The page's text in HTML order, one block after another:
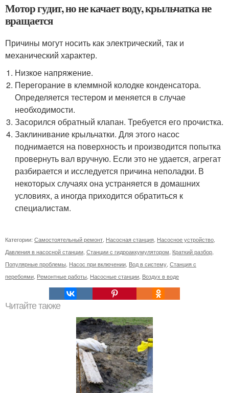
Мотор гудит, но не качает воду, крыльчатка не
вращается
Причины могут носить как электрический, так и
механический характер.
Низкое напряжение.
Перегорание в клеммной колодке конденсатора.
Определяется тестером и меняется в случае
необходимости.
Засорился обратный клапан. Требуется его прочистка.
Заклинивание крыльчатки. Для этого насос
поднимается на поверхность и производится попытка
провернуть вал вручную. Если это не удается, агрегат
разбирается и исследуется причина неполадки. В
некоторых случаях она устраняется в домашних
условиях, а иногда приходится обратиться к
специалистам.
Категории: Самостоятельный ремонт Насосная станция Насосное устройство
Давления в насосной станции Станции с гидроаккумулятором Краткий разбор
Популярные проблемы Насос при включении Вод в систему Станция с
перебоями Ремонтные работы Насосные станции Воздух в воде
Читайте также